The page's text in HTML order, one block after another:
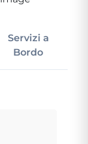
Servizi a
Bordo